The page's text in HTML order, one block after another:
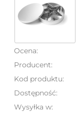
Ocena:
Producent:
Kod produktu:
Dostępność:
Wysyłka w: